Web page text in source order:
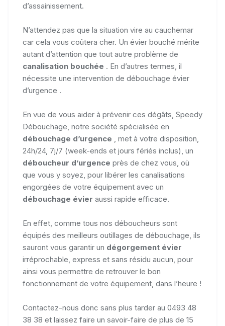
d’assainissement.
N’attendez pas que la situation vire au cauchemar
car cela vous coûtera cher. Un évier bouché mérite
autant d’attention que tout autre problème de
canalisation bouchée . En d’autres termes, il
nécessite une intervention de débouchage évier
d’urgence .
En vue de vous aider à prévenir ces dégâts, Speedy
Débouchage, notre société spécialisée en
débouchage d’urgence
, met à votre disposition,
24h/24, 7j/7 (week-ends et jours fériés inclus), un
déboucheur d’urgence près de chez vous, où
que vous y soyez, pour libérer les canalisations
engorgées de votre équipement avec un
débouchage évier aussi rapide efficace.
En effet, comme tous nos déboucheurs sont
équipés des meilleurs outillages de débouchage, ils
sauront vous garantir un dégorgement évier
irréprochable, express et sans résidu aucun, pour
ainsi vous permettre de retrouver le bon
fonctionnement de votre équipement, dans l’heure !
Contactez-nous donc sans plus tarder au 0493 48
38 38 et laissez faire un savoir-faire de plus de 15